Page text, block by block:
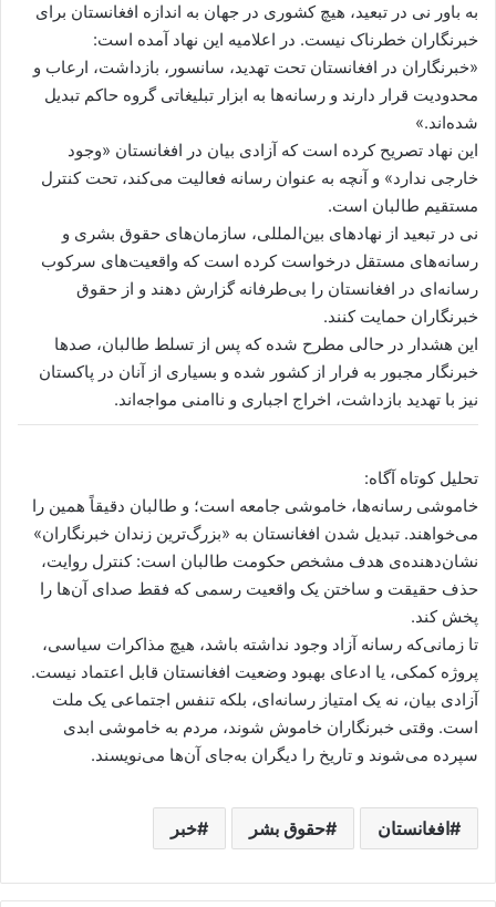
به باور نی در تبعید، هیچ کشوری در جهان به اندازه افغانستان برای
خبرنگاران خطرناک نیست. در اعلامیه این نهاد آمده است:
«خبرنگاران در افغانستان تحت تهدید، سانسور، بازداشت، ارعاب و
محدودیت قرار دارند و رسانه‌ها به ابزار تبلیغاتی گروه حاکم تبدیل
شده‌اند.»
این نهاد تصریح کرده است که آزادی بیان در افغانستان «وجود
خارجی ندارد» و آنچه به عنوان رسانه فعالیت می‌کند، تحت کنترل
مستقیم طالبان است.
نی در تبعید از نهادهای بین‌المللی، سازمان‌های حقوق بشری و
رسانه‌های مستقل درخواست کرده است که واقعیت‌های سرکوب
رسانه‌ای در افغانستان را بی‌طرفانه گزارش دهند و از حقوق
خبرنگاران حمایت کنند.
این هشدار در حالی مطرح شده که پس از تسلط طالبان، صدها
خبرنگار مجبور به فرار از کشور شده و بسیاری از آنان در پاکستان
نیز با تهدید بازداشت، اخراج اجباری و ناامنی مواجه‌اند.
تحلیل کوتاه آگاه:
خاموشی رسانه‌ها، خاموشی جامعه است؛ و طالبان دقیقاً همین را
می‌خواهند. تبدیل شدن افغانستان به «بزرگ‌ترین زندان خبرنگاران»
نشان‌دهنده‌ی هدف مشخص حکومت طالبان است: کنترل روایت،
حذف حقیقت و ساختن یک واقعیت رسمی که فقط صدای آن‌ها را
پخش کند.
تا زمانی‌که رسانه آزاد وجود نداشته باشد، هیچ مذاکرات سیاسی،
پروژه کمکی، یا ادعای بهبود وضعیت افغانستان قابل اعتماد نیست.
آزادی بیان، نه یک امتیاز رسانه‌ای، بلکه تنفس اجتماعی یک ملت
است. وقتی خبرنگاران خاموش شوند، مردم به خاموشی ابدی
سپرده می‌شوند و تاریخ را دیگران به‌جای آن‌ها می‌نویسند.
افغانستان حقوق بشر خبر